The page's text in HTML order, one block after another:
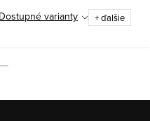
Dostupné varianty
+ ďalšie